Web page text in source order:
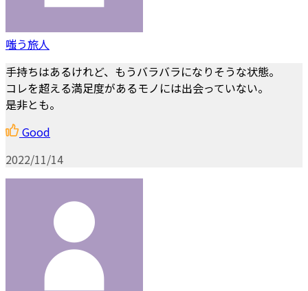
嗤う旅人
手持ちはあるけれど、もうバラバラになりそうな状態。
コレを超える満足度があるモノには出会っていない。
是非とも。
Good
2022/11/14